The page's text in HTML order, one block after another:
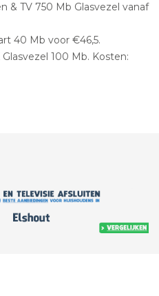
& TV 750 Mb Glasvezel vanaf
40 Mb voor €46,5.
100 Mb. Kosten: